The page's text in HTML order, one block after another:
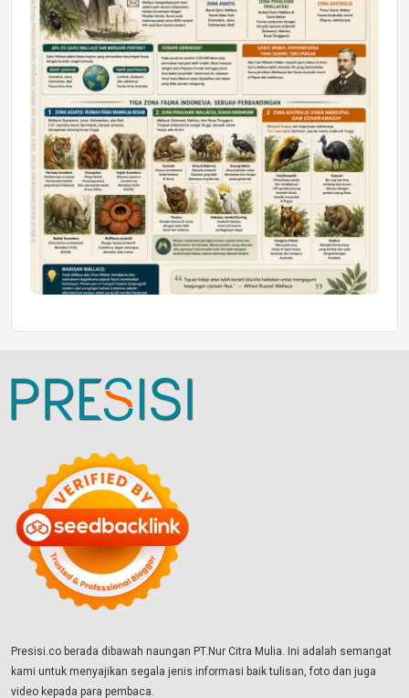
Presisi.co berada dibawah naungan PT.Nur Citra Mulia. Ini adalah semangat
kami untuk menyajikan segala jenis informasi baik tulisan, foto dan juga
video kepada para pembaca.